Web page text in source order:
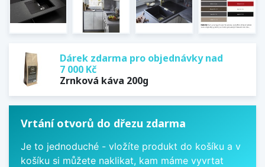
Dárek zdarma pro objednávky nad
7 000 Kč
Zrnková káva 200g
Vrtání otvorů do dřezu zdarma
Je to jednoduché - vložíte produkt do košíku a v
košíku si můžete naklikat, kam máme vyvrtat